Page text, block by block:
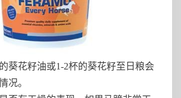
葵花籽油或1-2杯的葵花籽至日粮会
况。